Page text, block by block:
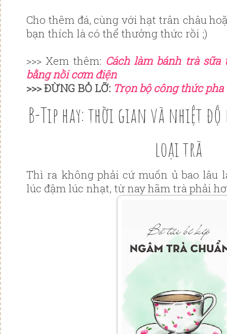
Cho thêm đá, cùng với hạt trân châu
bạn thích là có thể thưởng thức rồi ;)
>>> Xem thêm: Cách làm bánh trà sữa
bằng nồi cơm điện
>>> ĐỪNG BỎ LỠ: Trọn bộ công thức pha
B-Tip hay: thời gian và nhiệt
loại trà
Thì ra không phải cứ muốn ủ bao lâu
lúc đậm lúc nhạt, từ nay hãm trà phải